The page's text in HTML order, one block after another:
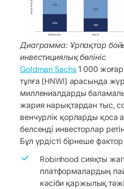
Диаграмма: Ұрпақтар
инвестициялық бөлініс
Goldman Sachs1 000
тұлға (HNWI) арасында
миллениалдарды
жария нарықтардан тыс,
венчурлік қорларды қоса
белсенді инвесторлар
Бұл үрдісті бірнеше фактор
Robinhood сияқты
платформалардың
кәсіби қаржылық